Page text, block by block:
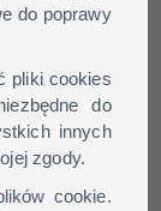
do poprawy
pliki cookies
do
innych
zgody.
cookie.